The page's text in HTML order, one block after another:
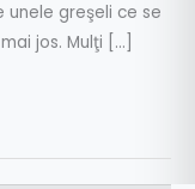
unele greşeli ce se
jos. Mulţi […]